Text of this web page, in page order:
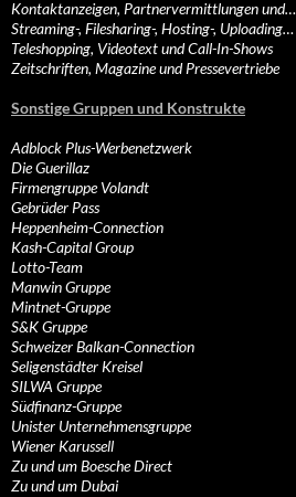
Kontaktanzeigen, Partnervermittlungen und…
Streaming-, Filesharing-, Hosting-, Uploading…
Teleshopping, Videotext und Call-In-Shows
Zeitschriften, Magazine und Pressevertriebe
Sonstige Gruppen und Konstrukte
Adblock Plus-Werbenetzwerk
Die Guerillaz
Firmengruppe Volandt
Gebrüder Pass
Heppenheim-Connection
Kash-Capital Group
Lotto-Team
Manwin Gruppe
Mintnet-Gruppe
S&K Gruppe
Schweizer Balkan-Connection
Seligenstädter Kreisel
SILWA Gruppe
Südfinanz-Gruppe
Unister Unternehmensgruppe
Wiener Karussell
Zu und um Boesche Direct
Zu und um Dubai